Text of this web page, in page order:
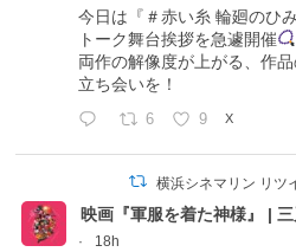
今日は『＃赤い糸 輪廻のひ
トーク舞台挨拶を急遽開催
両作の解像度が上がる、作
立ち会いを！
6 9 X
横浜シネマリン リツ
映画『軍服を着た神様』 |
·
18h